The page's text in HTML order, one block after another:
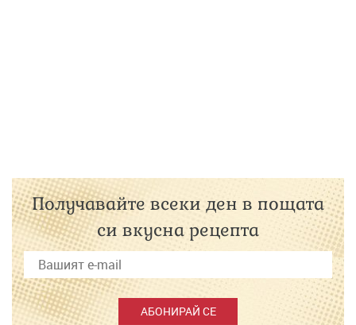
Получавайте всеки ден в пощата
си вкусна рецепта
АБОНИРАЙ СЕ